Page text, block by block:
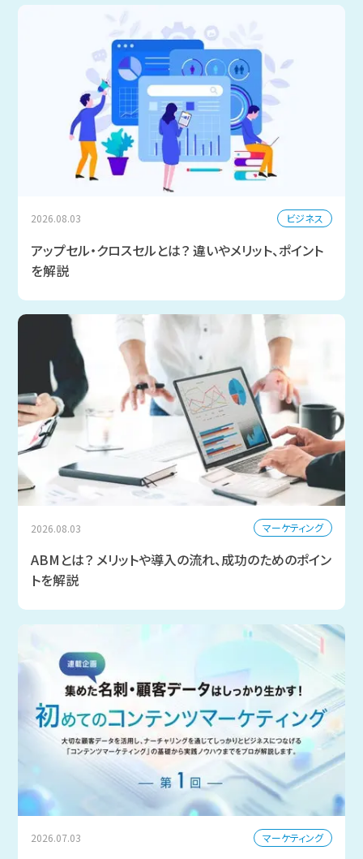
2026.08.03 ビジネス
アップセル・クロスセルとは？ 違いやメリット、ポイント
を解説
2026.08.03 マーケティング
ABMとは？ メリットや導入の流れ、成功のためのポイン
トを解説
2026.07.03 マーケティング